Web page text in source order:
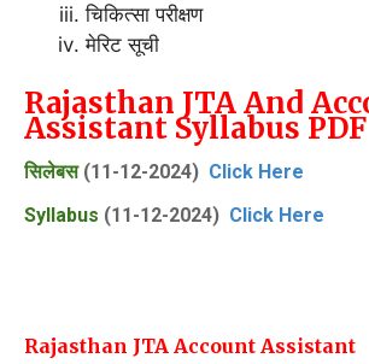
चिकित्सा परीक्षण
मेरिट सूची
Rajasthan JTA And
Assistant Syllabus PDF
सिलेबस(11-12-2024) Click Here
Syllabus (11-12-2024) Click Here
Rajasthan JTA Account Assistant